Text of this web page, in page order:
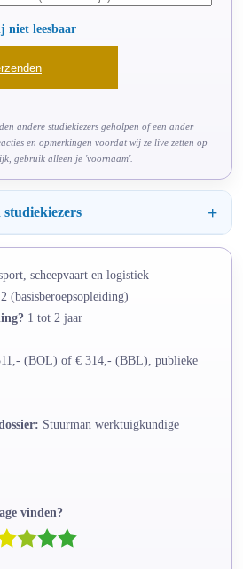
niet leesbaar
andere studiekiezers geholpen of een ander
en opmerkingen voordat wij ze live zetten op
gebruik alleen je 'voornaam'.
scheepvaart en logistiek
2 (basisberoepsopleiding)
1 tot 2 jaar
(BOL) of € 314,- (BBL), publieke
Stuurman werktuigkundige
vinden?